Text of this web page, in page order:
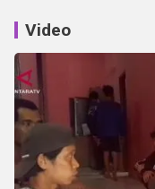
Video